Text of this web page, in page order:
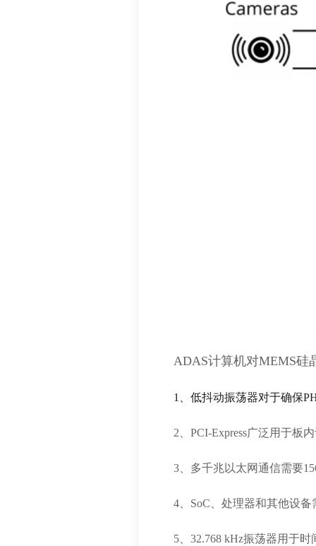
ADAS计算机对MEMS硅
1、低抖动振荡器对于确保
2、PCI-Express广泛用于
3、多千兆以太网通信需要
4、SoC、处理器和其他设
5、32.768 kHz振荡器用于